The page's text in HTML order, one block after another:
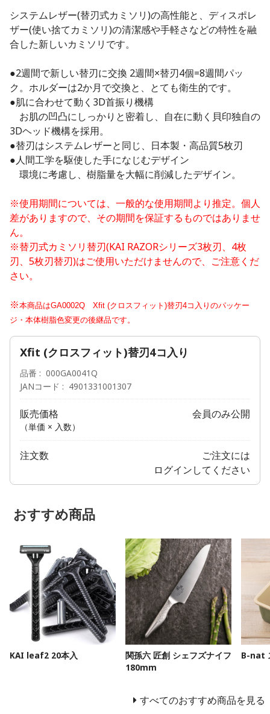
システムレザー(替刃式カミソリ)の高性能と、ディスポレ
ザー(使い捨てカミソリ)の清潔感や手軽さなどの特性を融
合した新しいカミソリです。
●2週間で新しい替刃に交換 2週間×替刃4個=8週間パッ
ク。ホルダーは2か月で交換と、とても衛生的です。
●肌に合わせて動く3D首振り機構
お肌の凹凸にしっかりと密着し、自在に動く貝印独自の
3Dヘッド機構を採用。
●替刃はシステムレザーと同じ、日本製・高品質5枚刃
●人間工学を駆使した手になじむデザイン
環境に考慮し、樹脂量を大幅に削減したデザイン。
※使用期間については、一般的な使用期間より推定。個人
差がありますので、その期間を保証するものではありませ
ん。
※替刃式カミソリ替刃(KAI RAZORシリーズ3枚刃、4枚
刃、5枚刃替刃)はご使用いただけませんので、ご注意くだ
さい。
※本商品はGA0002Q Xfit (クロスフィット)替刃4コ入りのパッケー
ジ・本体樹脂色変更の後継品です 。
Xfit (クロスフィット)替刃4コ入り
品番
000GA0041Q
JANコード
4901331001307
販売価格
（単価 × 入数）
会員のみ公開
注文数
ご注文には
ログインしてください
おすすめ商品
KAI leaf2 20本入
関孫六 匠創 シェフズナイフ
180mm
B-nat
すべてのおすすめ商品を見る